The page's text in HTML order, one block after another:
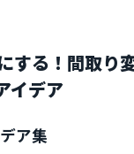
する！間取り
イデア
ア集